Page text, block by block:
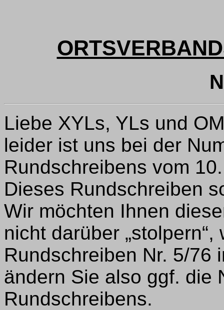
Liebe XYLs, YLs und
leider ist uns bei der
Rundschreibens vom
Dieses Rundschreiben
Wir möchten Ihnen
nicht darüber
Rundschreiben Nr. 5/76
ändern Sie also ggf. die
Rundschreibens.